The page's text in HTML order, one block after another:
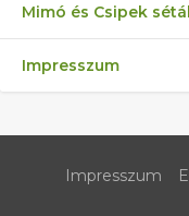
Mimó és Csipek
Impresszum
Impresszum